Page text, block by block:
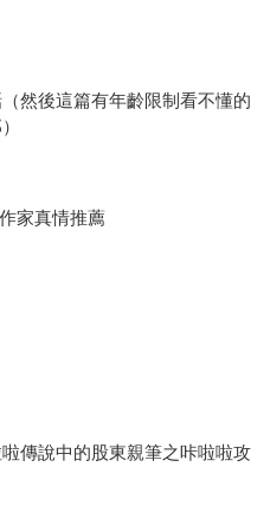
然後這篇有年齡限制看不懂的
家真情推薦
傳說中的股東親筆之咔啦啦攻